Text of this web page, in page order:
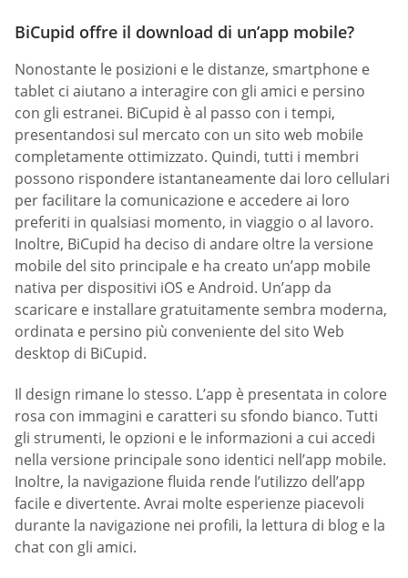
BiCupid offre il download di un’app mobile?
Nonostante le posizioni e le distanze, smartphone e
tablet ci aiutano a interagire con gli amici e persino
con gli estranei. BiCupid è al passo con i tempi,
presentandosi sul mercato con un sito web mobile
completamente ottimizzato. Quindi, tutti i membri
possono rispondere istantaneamente dai loro cellulari
per facilitare la comunicazione e accedere ai loro
preferiti in qualsiasi momento, in viaggio o al lavoro.
Inoltre, BiCupid ha deciso di andare oltre la versione
mobile del sito principale e ha creato un’app mobile
nativa per dispositivi iOS e Android. Un’app da
scaricare e installare gratuitamente sembra moderna,
ordinata e persino più conveniente del sito Web
desktop di BiCupid.
Il design rimane lo stesso. L’app è presentata in colore
rosa con immagini e caratteri su sfondo bianco. Tutti
gli strumenti, le opzioni e le informazioni a cui accedi
nella versione principale sono identici nell’app mobile.
Inoltre, la navigazione fluida rende l’utilizzo dell’app
facile e divertente. Avrai molte esperienze piacevoli
durante la navigazione nei profili, la lettura di blog e la
chat con gli amici.